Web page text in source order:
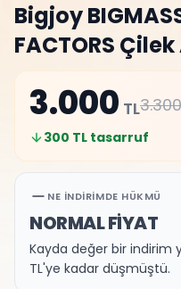
Bigjoy
FACTORS
3.000 TL3.300
300 TL tasarruf
NE İNDIRIMDE HÜKMÜ
NORMAL FİYAT
Kayda değer bir indirim
TL'ye kadar düşmüştü.